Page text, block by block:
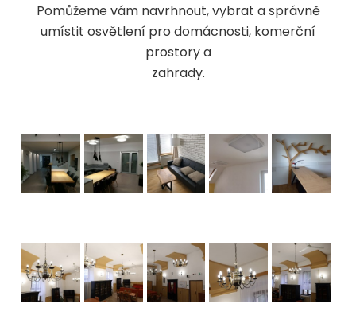
Pomůžeme vám navrhnout, vybrat a správně
umístit osvětlení pro domácnosti, komerční
prostory a
zahrady.